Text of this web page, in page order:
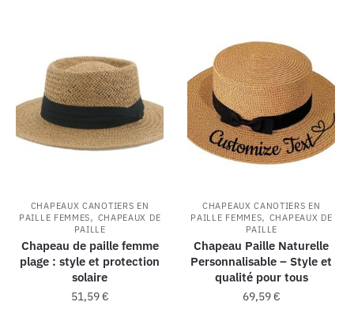
CHAPEAUX CANOTIERS EN
PAILLE FEMMES, CHAPEAUX DE
PAILLE
Chapeau de paille femme
plage : style et protection
solaire
51,59€
CHAPEAUX CANOTIERS EN
PAILLE FEMMES, CHAPEAUX DE
PAILLE
Chapeau Paille Naturelle
Personnalisable – Style et
qualité pour tous
69,59€